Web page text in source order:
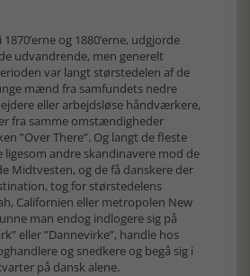
og 1880’erne, udgjorde
udvandrende, men generelt
var langt størstedelen af de
mænd fra samfundets nedre
eller arbejdsløse håndværkere,
fra samme omstændigheder
”Over There”. Og langt de fleste
ligesom andre skandinavere mod de
Midtvesten, og de få danskere der
tog for størstedelens
Californien eller metropolen New
man endog indlogere sig på
eller ”Dannevirke”, handle hos
og snedkere og begå sig i
på dansk alene.